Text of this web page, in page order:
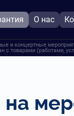
О нас
и концертные
с товарами (работами,
на